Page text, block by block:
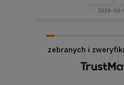
2026-06-
zebranych i